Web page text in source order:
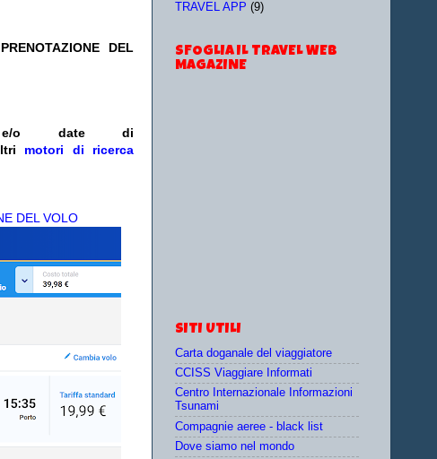
DEL
e/o date di
motori di ricerca
DEL VOLO
TRAVEL APP (9)
SFOGLIA IL TRAVEL WEB
MAGAZINE
SITI UTILI
Carta doganale del viaggiatore
CCISS Viaggiare Informati
Centro Internazionale Informazioni
Tsunami
Compagnie aeree - black list
Dove siamo nel mondo